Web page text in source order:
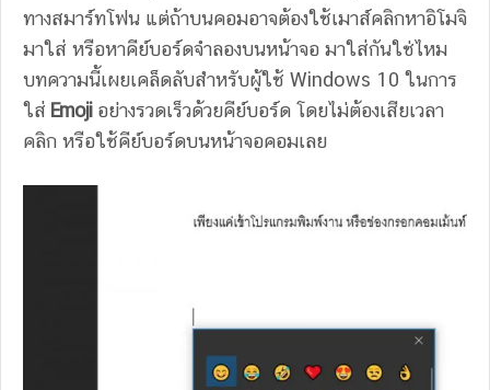
ทางสมาร์ทโฟน แต่ถ้าบนคอมอาจต้องใช้เมาส์คลิกหาอิโมจิ
มาใส่ หรือหาคีย์บอร์ดจำลองบนหน้าจอ มาใส่กันใช่ไหม
บทความนี้เผยเคล็ดลับสำหรับผู้ใช้ Windows 10 ในการ
ใส่ Emojiอย่างรวดเร็วด้วยคีย์บอร์ด โดยไม่ต้องเสียเวลา
คลิก หรือใช้คีย์บอร์ดบนหน้าจอคอมเลย